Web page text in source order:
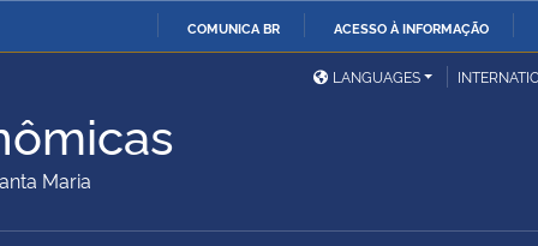
COMUNICA BR ACESSO À INFORMAÇÃO
Ministério da Defesa
Ministério das Relações
Exteriores
Ministério da Cidadania
LANGUAGES
Maria